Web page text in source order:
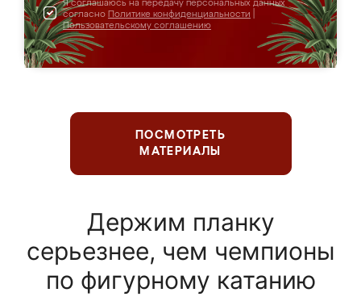
Я соглашаюсь на передачу персональных данных
согласно Политике конфиденциальности
Пользовательскому соглашению
ПОСМОТРЕТЬ
МАТЕРИАЛЫ
Держим планку
серьезнее, чем чемпионы
по фигурному катанию